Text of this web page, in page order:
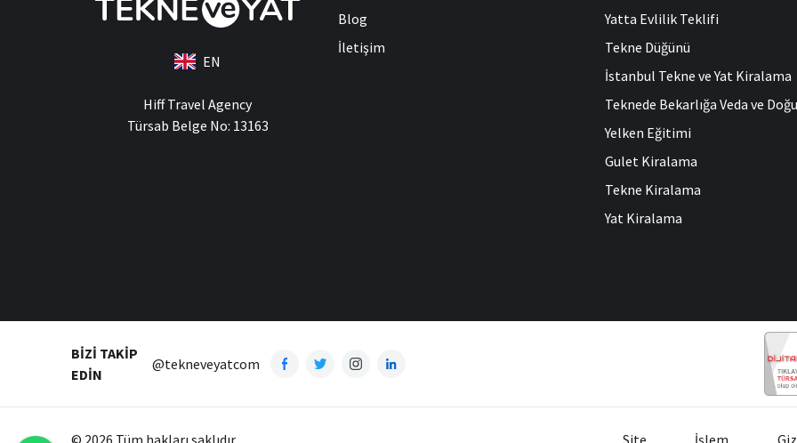
EN
Hiff Travel Agency
Türsab Belge No: 13163
Blog
İletişim
Yatta Evlilik Teklifi
Tekne Düğünü
İstanbul Tekne ve Yat Kiralama
Teknede Bekarlığa Veda ve
Yelken Eğitimi
Gulet Kiralama
Tekne Kiralama
Yat Kiralama
BIZI TAKIP
EDIN
@tekneveyatcom